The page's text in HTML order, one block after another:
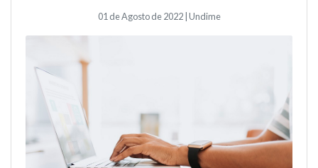
01 de Agosto de 2022 | Undime